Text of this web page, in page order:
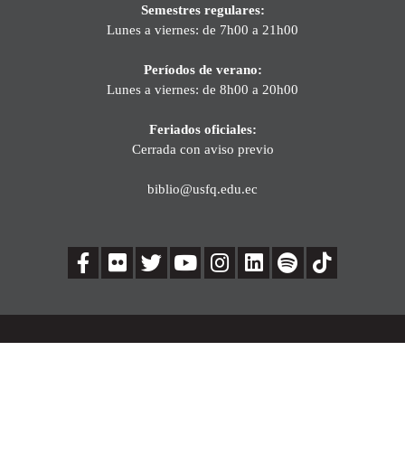
Semestres regulares:
Lunes a viernes: de 7h00 a 21h00
Períodos de verano:
Lunes a viernes: de 8h00 a 20h00
Feriados oficiales:
Cerrada con aviso previo
biblio@usfq.edu.ec